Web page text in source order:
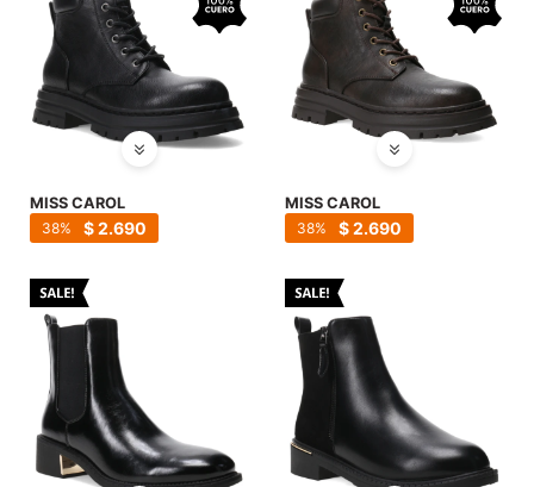
MISS CAROL
$2.690
38
MISS CAROL
$2.690
38